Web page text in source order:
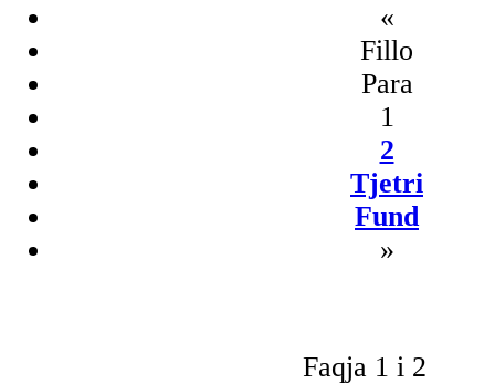
«
Fillo
Para
1
2
Tjetri
Fund
»
Faqja 1 i 2